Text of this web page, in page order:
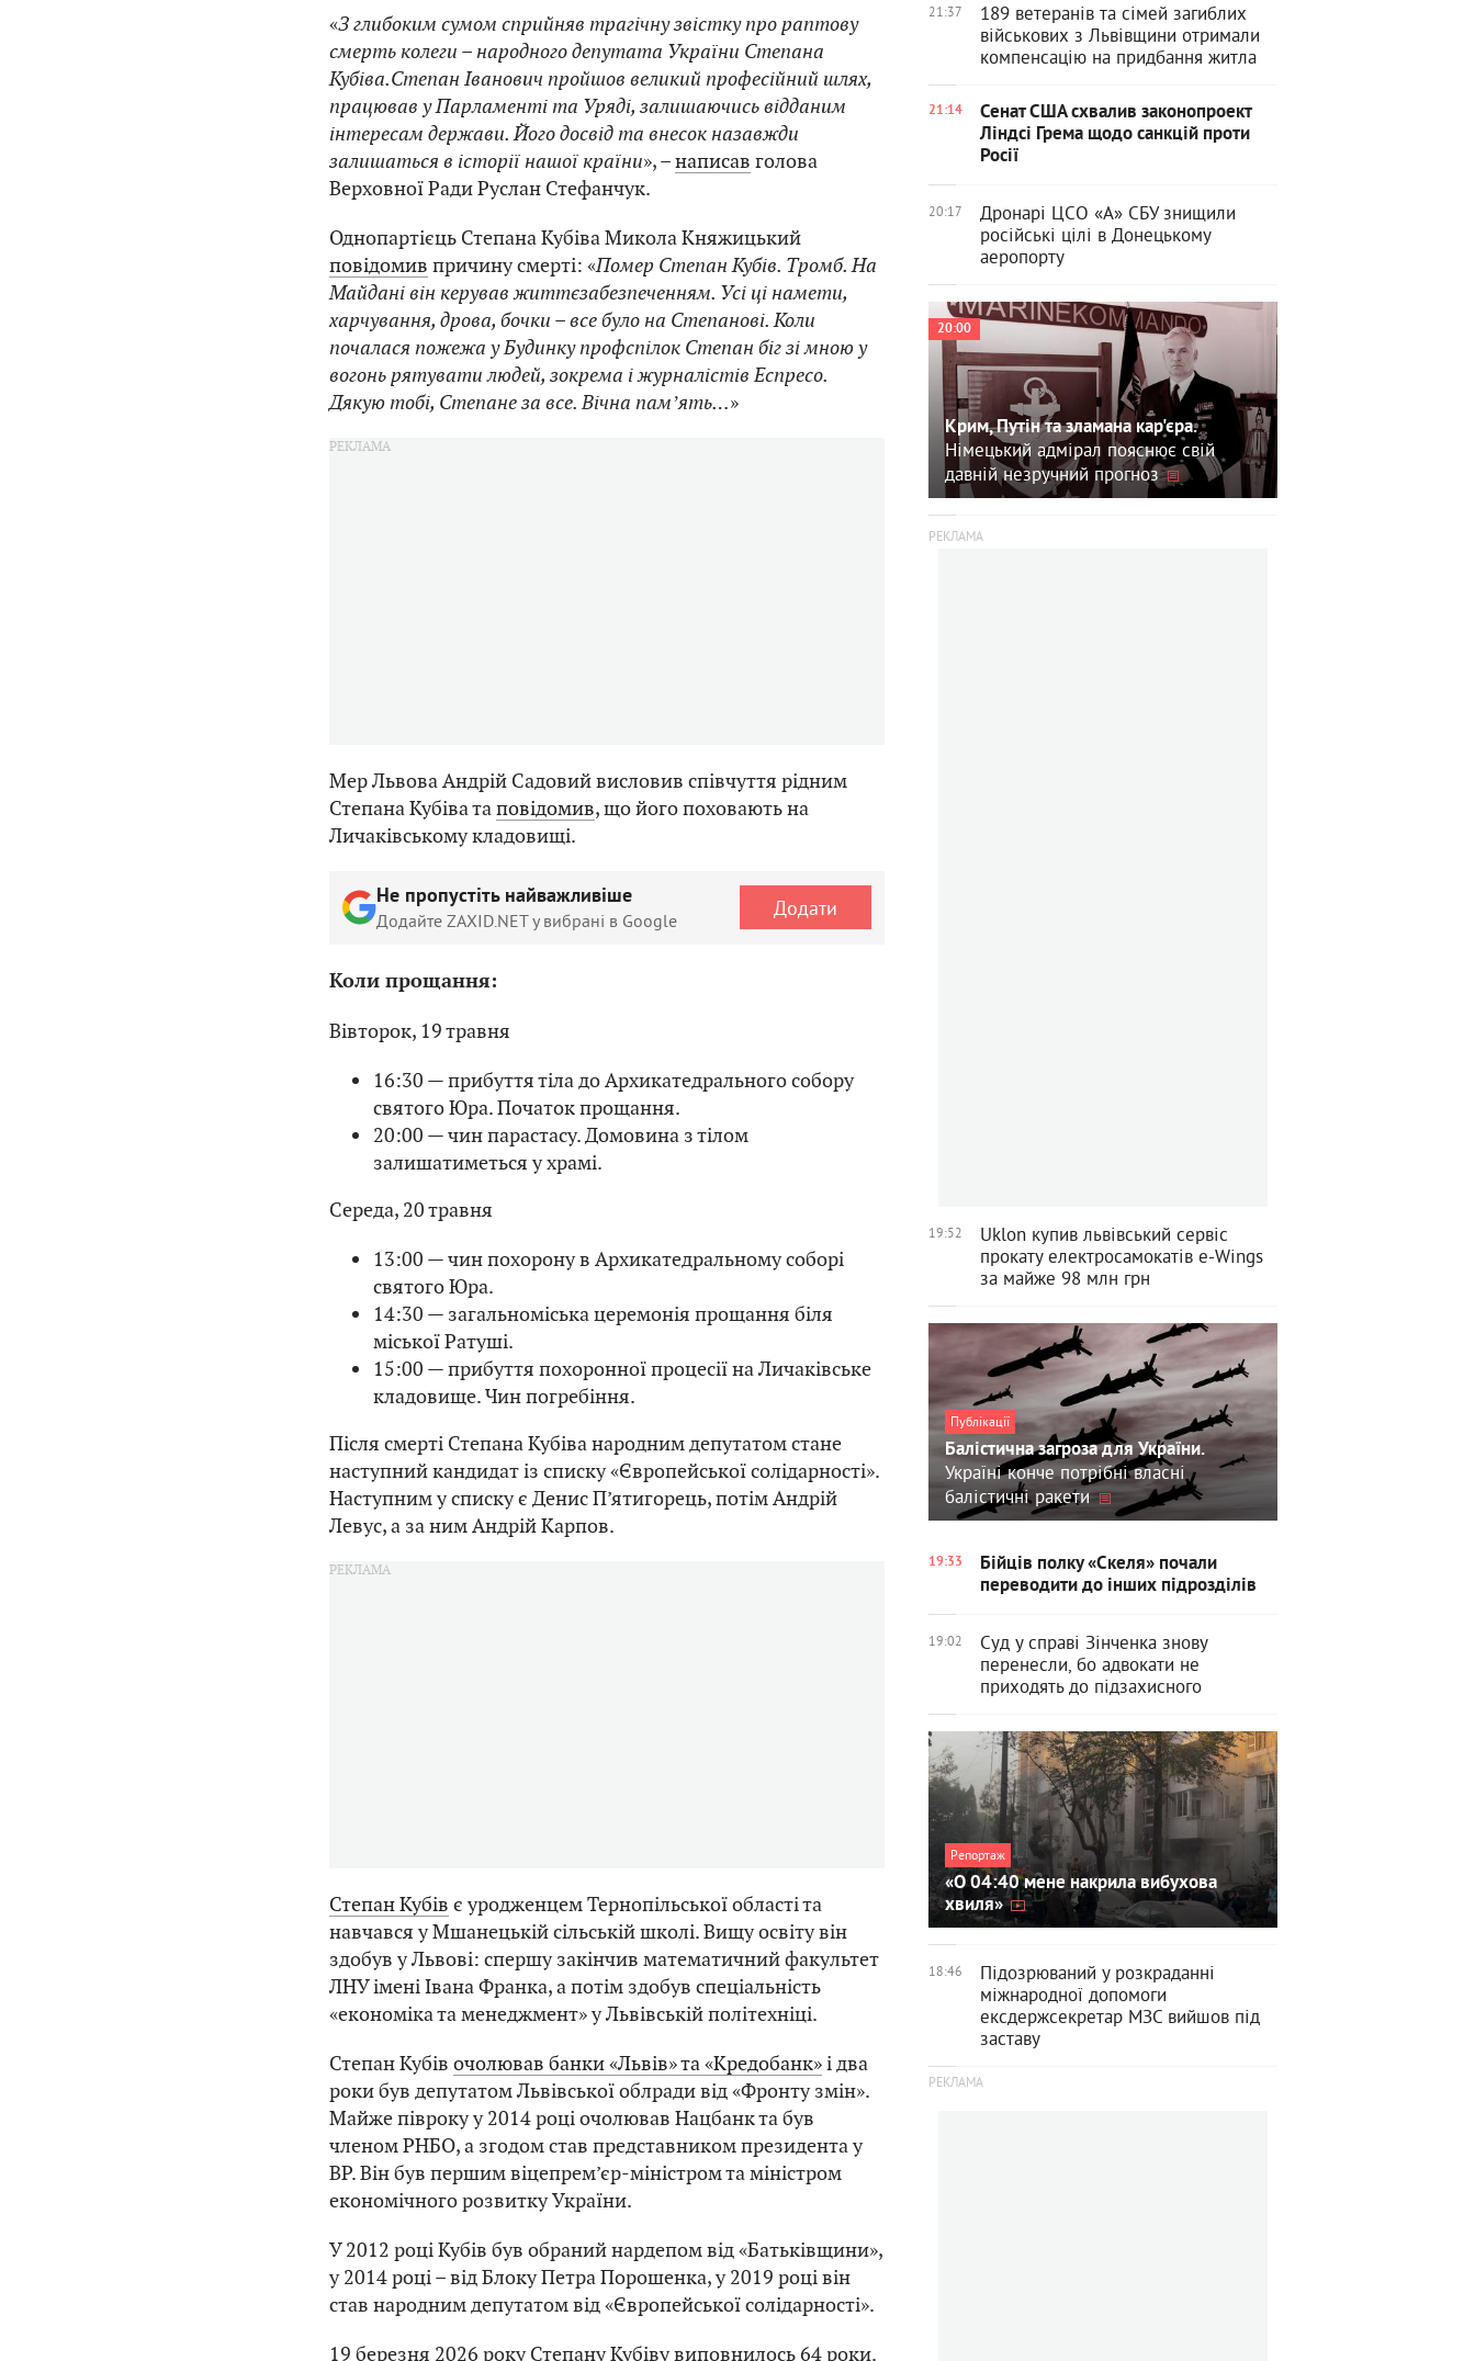
«З глибоким сумом сприйняв трагічну звістку про раптову
смерть колеги – народного депутата України Степана
Кубіва.Степан Іванович пройшов великий професійний шлях,
працював у Парламенті та Уряді, залишаючись відданим
інтересам держави. Його досвід та внесок назавжди
залишаться в історії нашої країни», –написав голова
Верховної Ради Руслан Стефанчук.
Однопартієць Степана Кубіва Микола Княжицький
повідомив причину смерті: «Помер Степан Кубів. Тромб. На
Майдані він керував життєзабезпеченням. Усі ці намети,
харчування, дрова, бочки – все було на Степанові. Коли
почалася пожежа у Будинку профспілок Степан біг зі мною у
вогонь рятувати людей, зокрема і журналістів Еспресо.
Дякую тобі, Степане за все. Вічна памʼять…»
Мер Львова Андрій Садовий висловив співчуття рідним
Степана Кубіва та повідомив, що його поховають на
Личаківському кладовищі.
Не пропустіть найважливіше
Додайте ZAXID.NET у вибрані в Google Додати
Коли прощання:
Вівторок, 19 травня
16:30 — прибуття тіла до Архикатедрального собору
святого Юра. Початок прощання.
20:00 — чин парастасу. Домовина з тілом
залишатиметься у храмі.
Середа, 20 травня
13:00 — чин похорону в Архикатедральному соборі
святого Юра.
14:30 — загальноміська церемонія прощання біля
міської Ратуші.
15:00 — прибуття похоронної процесії на Личаківське
кладовище. Чин погребіння.
Після смерті Степана Кубіва народним депутатом стане
наступний кандидат із списку «Європейської солідарності».
Наступним у списку є Денис П’ятигорець, потім Андрій
Левус, а за ним Андрій Карпов.
Степан Кубів є уродженцем Тернопільської області та
навчався у Мшанецькій сільській школі. Вищу освіту він
здобув у Львові: спершу закінчив математичний факультет
ЛНУ імені Івана Франка, а потім здобув спеціальність
«економіка та менеджмент» у Львівській політехніці.
Степан Кубів очолював банки «Львів» та «Кредобанк»і два
роки був депутатом Львівської облради від «Фронту змін».
Майже півроку у 2014 році очолював Нацбанк та був
членом РНБО, а згодом став представником президента у
ВР. Він був першим віцепрем’єр-міністром та міністром
економічного розвитку України.
У 2012 році Кубів був обраний нардепом від «Батьківщини»,
у 2014 році – від Блоку Петра Порошенка, у 2019 році він
став народним депутатом від «Європейської солідарності».
19 березня 2026 року Степану Кубіву виповнилось 64 роки.
21:37
189 ветеранів та сімей загиблих
військових з Львівщини отримали
компенсацію на придбання житла
21:14
Сенат США схвалив законопроект
Ліндсі Грема щодо санкцій проти
Росії
20:17
Дронарі ЦСО «А» СБУ знищили
російські цілі в Донецькому
аеропорту
20:00
Крим, Путін та зламана кар'єра.
Німецький адмірал пояснює свій
давній незручний прогноз
19:52
Uklon купив львівський сервіс
прокату електросамокатів e-Wings
за майже 98 млн грн
Публікації
Балістична загроза для України.
Україні конче потрібні власні
балістичні ракети
19:33
Бійців полку «Скеля» почали
переводити до інших підрозділів
19:02
Суд у справі Зінченка знову
перенесли, бо адвокати не
приходять до підзахисного
Репортаж
«О 04:40 мене накрила вибухова
хвиля»
18:46
Підозрюваний у розкраданні
міжнародної допомоги
ексдержсекретар МЗС вийшов під
заставу